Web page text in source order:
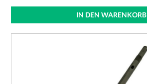
IN DEN WARENKORB